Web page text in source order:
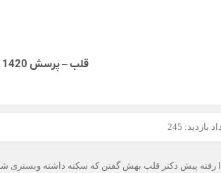
قلب – پرسش 1420
بازدید: 245
پیش دکتر قلب بهش گفتن که سکته داشته وبستری